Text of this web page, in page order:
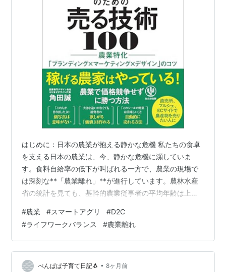
はじめに：日本の農業が抱える静かな危機 私たちの食卓
を支える日本の農業は、今、静かな危機に瀕していま
す。食料自給率の低下が叫ばれる一方で、農業の現場で
は深刻な**「農業離れ」**が進行しています。農林水産
省の統計を見ても、基幹的農業従事者の平均年齢は上が
たちは農業という仕事から離れてしまうのでしょうか？
「大変そう」「儲からない」といった漠然としたイメー
ジだけでなく、現代社会特有の構造的な問題が深く関わ
っています。 農業離れの「３つの構造的な原因」 農業離
れを加速させている主な原因は、もはや**「キツい労
#農業 #スマートアグリ #D2C
#ライフワークバランス #農業離れ
ぺんぱぱ子育て日記🐧 • 8ヶ月前